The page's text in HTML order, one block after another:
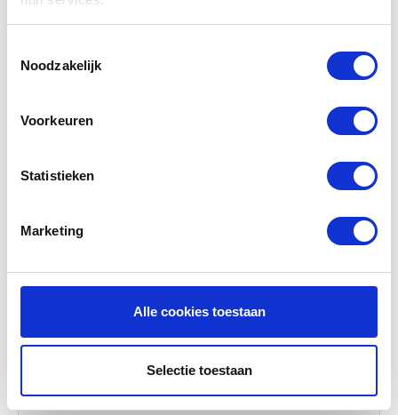
Noodzakelijk
Voorkeuren
Statistieken
Marketing
Alle cookies toestaan
Selectie toestaan
efficiency hebben en dus meer vuil afvangen dan
normeringvoorschrijft. U bent dus verzekerd van
Bij uw f'air WTW filters van fairair krijgt u een
merk van uw WTW filter staat. Deze sticker kunt u
op uw WTW unit plakken zodat u altijd weet welke
Handleiding Itho Daalderop HRU
kunt hierde handleidingdownloaden van uw WTW
systeem. Lees in uw handleiding hoe u Itho filters
kunt schoonmaken en Itho filters kunt verwisselen.